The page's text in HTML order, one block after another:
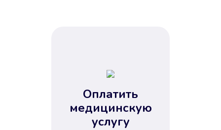
Оплатить
медицинскую
услугу